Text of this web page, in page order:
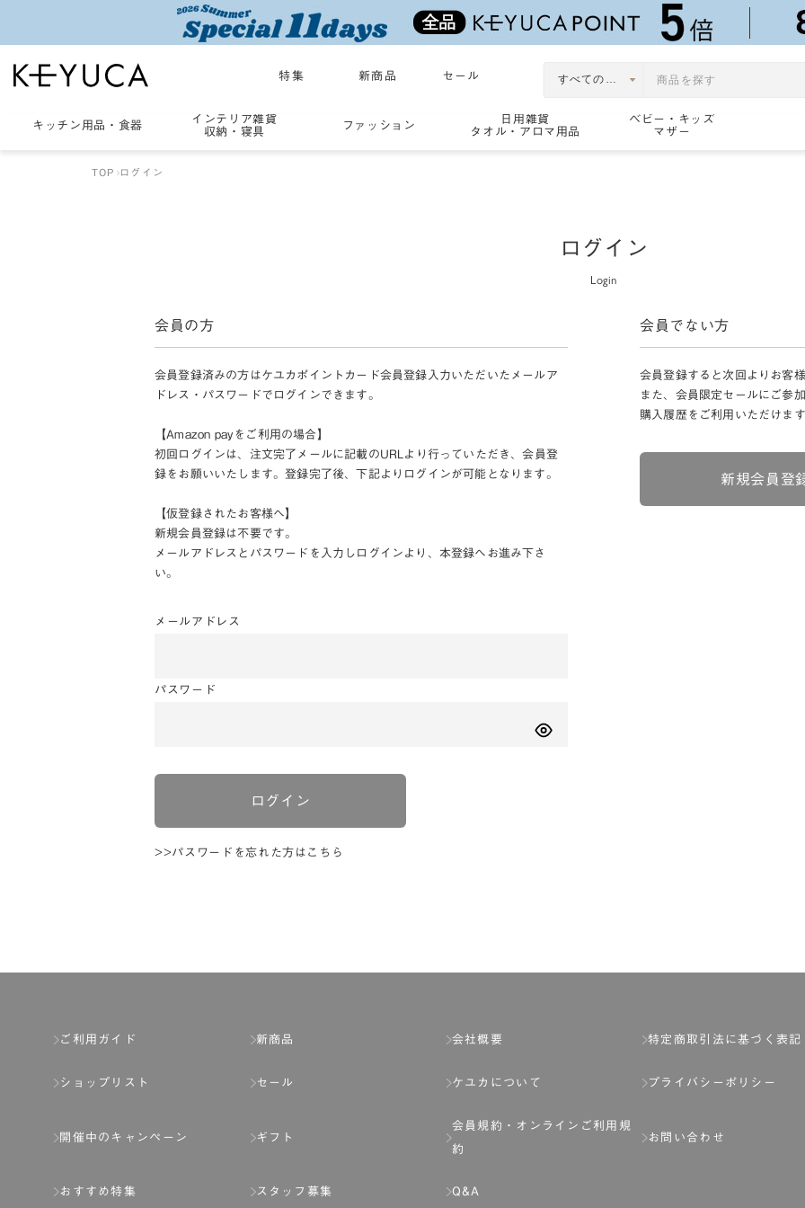
特集 新商品 セール
キッチン用品 ・ 食器
インテリア雑貨
収納・寝具
ファッション
日用雑貨
タオル・アロマ用品
ベビー・キッズ
マザー
TOP ログイン
ログイン
Login
会員の方
会員登録済みの方はケユカポイントカード会員登録入力いただいたメールア
ドレス・パスワードでログインできます。
【Amazon payをご利用の場合】
初回ログインは、注文完了メールに記載のURLより行っていただき、会員登
録をお願いいたします。登録完了後、下記よりログインが可能となります。
【仮登録されたお客様へ】
新規会員登録は不要です。
メールアドレスとパスワードを入力しログインより、本登録へお進み下さ
い。
メールアドレス
パスワード
ログイン
>>パスワードを忘れた方はこちら
会員でない方
会員登録すると次回よりお客
また、会員限定セールにご参
購入履歴をご利用いただけま
新規会員登
ご利用ガイド
ショップリスト
開催中のキャンペーン
おすすめ特集
新商品
セール
ギフト
スタッフ募集
会社概要
ケユカについて
会員規約・
オンラインご利用規
約
Q&A
特定商取引法に基づく表記
プライバシーポリシー
お問い合わせ